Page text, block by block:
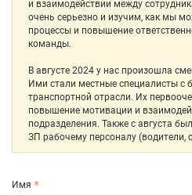
и взаимодействии между
очень серьезно и изучим, как мы
процессы и повышение
команды.
В августе 2024 у нас произошла
Ими стали местные специалисты
транспортной отрасли. Их
повышение мотивации и
подразделения. Также с августа
ЗП рабочему персоналу (водители,
Имя